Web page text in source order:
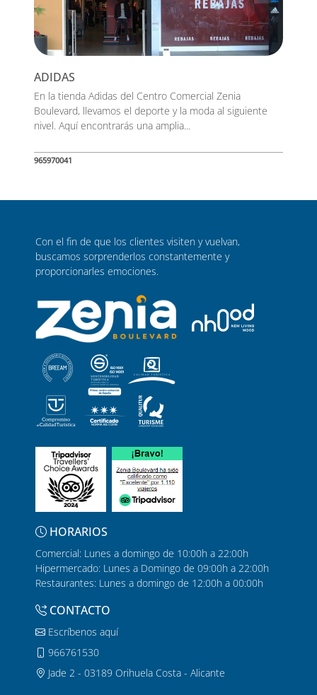
ADIDAS
En la tienda Adidas del Centro Comercial Zenia
Boulevard, llevamos el deporte y la moda al siguiente
nivel. Aquí encontrarás una amplia...
965970041
Con el fin de que los clientes visiten y vuelvan,
buscamos sorprenderlos constantemente y
proporcionarles emociones.
HORARIOS
Comercial: Lunes a domingo de 10:00h a 22:00h
Hipermercado: Lunes a Domingo de 09:00h a 22:00h
Restaurantes: Lunes a domingo de 12:00h a 00:00h
CONTACTO
Escríbenos aquí
966761530
Jade 2 - 03189 Orihuela Costa - Alicante